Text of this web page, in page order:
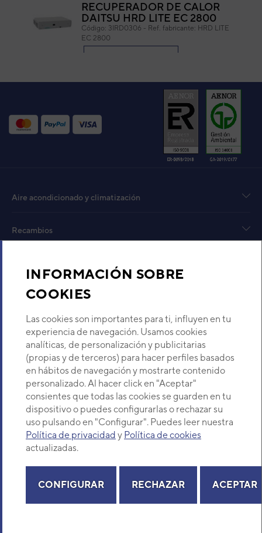
INFORMACIÓN SOBRE
COOKIES
Las cookies son importantes para ti, influyen en tu
experiencia de navegación. Usamos cookies
analíticas, de personalización y publicitarias
(propias y de terceros) para hacer perfiles basados
en hábitos de navegación y mostrarte contenido
personalizado. Al hacer click en "Aceptar"
consientes que todas las cookies se guarden en tu
dispositivo o puedes configurarlas o rechazar su
uso pulsando en "Configurar". Puedes leer nuestra
Política de privacidad y Política de cookies
actualizadas.
CONFIGURAR RECHAZAR ACEPTAR
RECUPERADOR DE CALOR
DAITSU HRD LITE EC 2800
Código: 3IRD0306 - Ref. fabricante: HRD LITE
EC 2800
Aire acondicionado y climatización
Recambios
Descubre Eurofred
Dónde Estamos
¿Buscas un servicio técnico?
Selecciona provincia